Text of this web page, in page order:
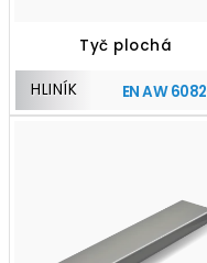
Tyč plochá
HLINÍK EN AW 6082